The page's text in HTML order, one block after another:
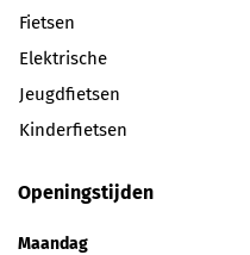
Fietsen
Elektrische
Jeugdfietsen
Kinderfietsen
Openingstijden
Maandag